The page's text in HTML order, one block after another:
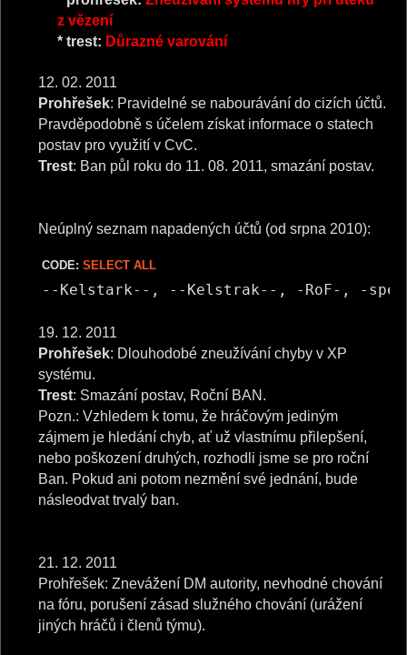
z vězení
* trest: Důrazné varování
12. 02. 2011
Prohřešek: Pravidelné se nabourávání do cizích účtů.
Pravděpodobně s účelem získat informace o statech
postav pro využití v CvC.
Trest: Ban půl roku do 11. 08. 2011, smazání postav.
Neúplný seznam napadených účtů (od srpna 2010):
CODE: SELECT ALL
--Kelstark--, --Kelstrak--, -RoF-, -speck-,
19. 12. 2011
Prohřešek: Dlouhodobé zneužívání chyby v XP
systému.
Trest: Smazání postav, Roční BAN.
Pozn.: Vzhledem k tomu, že hráčovým jediným
zájmem je hledání chyb, ať už vlastnímu přilepšení,
nebo poškození druhých, rozhodli jsme se pro roční
Ban. Pokud ani potom nezmění své jednání, bude
násleodvat trvalý ban.
21. 12. 2011
Prohřešek: Znevážení DM autority, nevhodné chování
na fóru, porušení zásad služného chování (urážení
jiných hráčů i členů týmu).